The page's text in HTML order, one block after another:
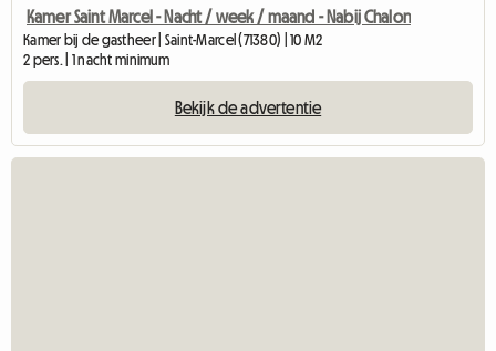
Kamer Saint Marcel - Nacht / week / maand - Nabij Chalon
Kamer bij de gastheer | Saint-Marcel (71380) | 10 M2
2 pers. | 1 nacht minimum
Bekijk de advertentie